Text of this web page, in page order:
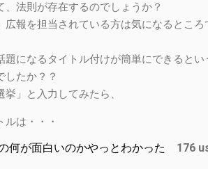
法則が存在するのでしょうか？
報を担当されている方は気になるところ
になるタイトル付けが簡単にできるとい
たか？？
」と入力してみたら、
は・・・
が面白いのかやっとわかった 176